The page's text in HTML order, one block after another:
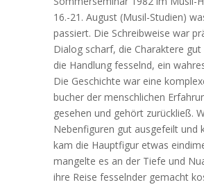
16.-21. August (Musil-Studien)
passiert. Die Schreibweise war
Dialog scharf, die Charaktere
die Handlung fesselnd, ein
Die Geschichte war eine
bucher der menschlichen
gesehen und gehört zurückließ.
Nebenfiguren gut ausgefeilt und
kam die Hauptfigur etwas
mangelte es an der Tiefe und
ihre Reise fesselnder gemacht